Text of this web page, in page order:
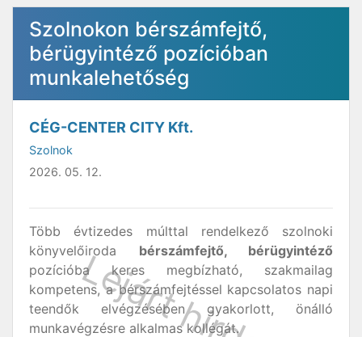
Szolnokon bérszámfejtő,
bérügyintéző pozícióban
munkalehetőség
CÉG-CENTER CITY Kft.
Szolnok
2026. 05. 12.
Több évtizedes múlttal rendelkező szolnoki
könyvelőiroda bérszámfejtő, bérügyintéző
pozícióba keres megbízható, szakmailag
kompetens, a bérszámfejtéssel kapcsolatos napi
teendők elvégzésében gyakorlott, önálló
munkavégzésre alkalmas kollégát.